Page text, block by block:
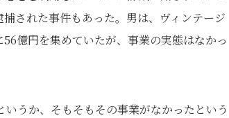
された事件もあった。男は、ヴィンテージ
億円を集めていたが、事業の実態はなかっ
うか、そもそもその事業がなかったという